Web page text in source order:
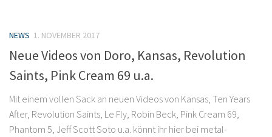
NEWS 1. NOVEMBER 2017
Neue Videos von Doro, Kansas, Revolution
Saints, Pink Cream 69 u.a.
Mit einem vollen Sack an neuen Videos von Kansas, Ten Years
After, Revolution Saints, Le Fly, Robin Beck, Pink Cream 69,
Phantom 5, Jeff Scott Soto u.a. könnt ihr hier bei metal-